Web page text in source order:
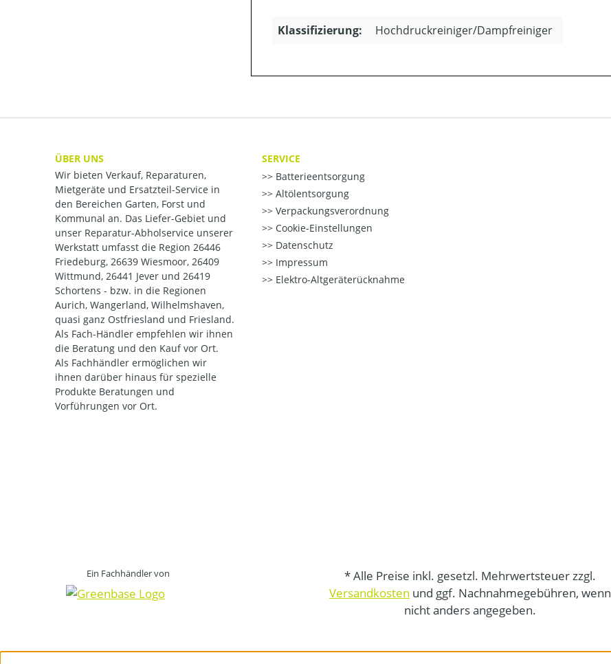
Klassifizierung: Hochdruckreiniger/Dampfreiniger
ÜBER UNS
Wir bieten Verkauf, Reparaturen,
Mietgeräte und Ersatzteil-Service in
den Bereichen Garten, Forst und
Kommunal an. Das Liefer-Gebiet und
unser Reparatur-Abholservice unserer
Werkstatt umfasst die Region 26446
Friedeburg, 26639 Wiesmoor, 26409
Wittmund, 26441 Jever und 26419
Schortens - bzw. in die Regionen
Aurich, Wangerland, Wilhelmshaven,
quasi ganz Ostfriesland und Friesland.
Als Fach-Händler empfehlen wir ihnen
die Beratung und den Kauf vor Ort.
Als Fachhändler ermöglichen wir
ihnen darüber hinaus für spezielle
Produkte Beratungen und
Vorführungen vor Ort.
SERVICE
Batterieentsorgung
Altölentsorgung
Verpackungsverordnung
Cookie-Einstellungen
Datenschutz
Impressum
Elektro-Altgeräterücknahme
Ein Fachhändler von
* Alle Preise inkl. gesetzl. Mehrwertsteuer zzgl.
Versandkosten und ggf. Nachnahmegebühren, wenn
nicht anders angegeben.